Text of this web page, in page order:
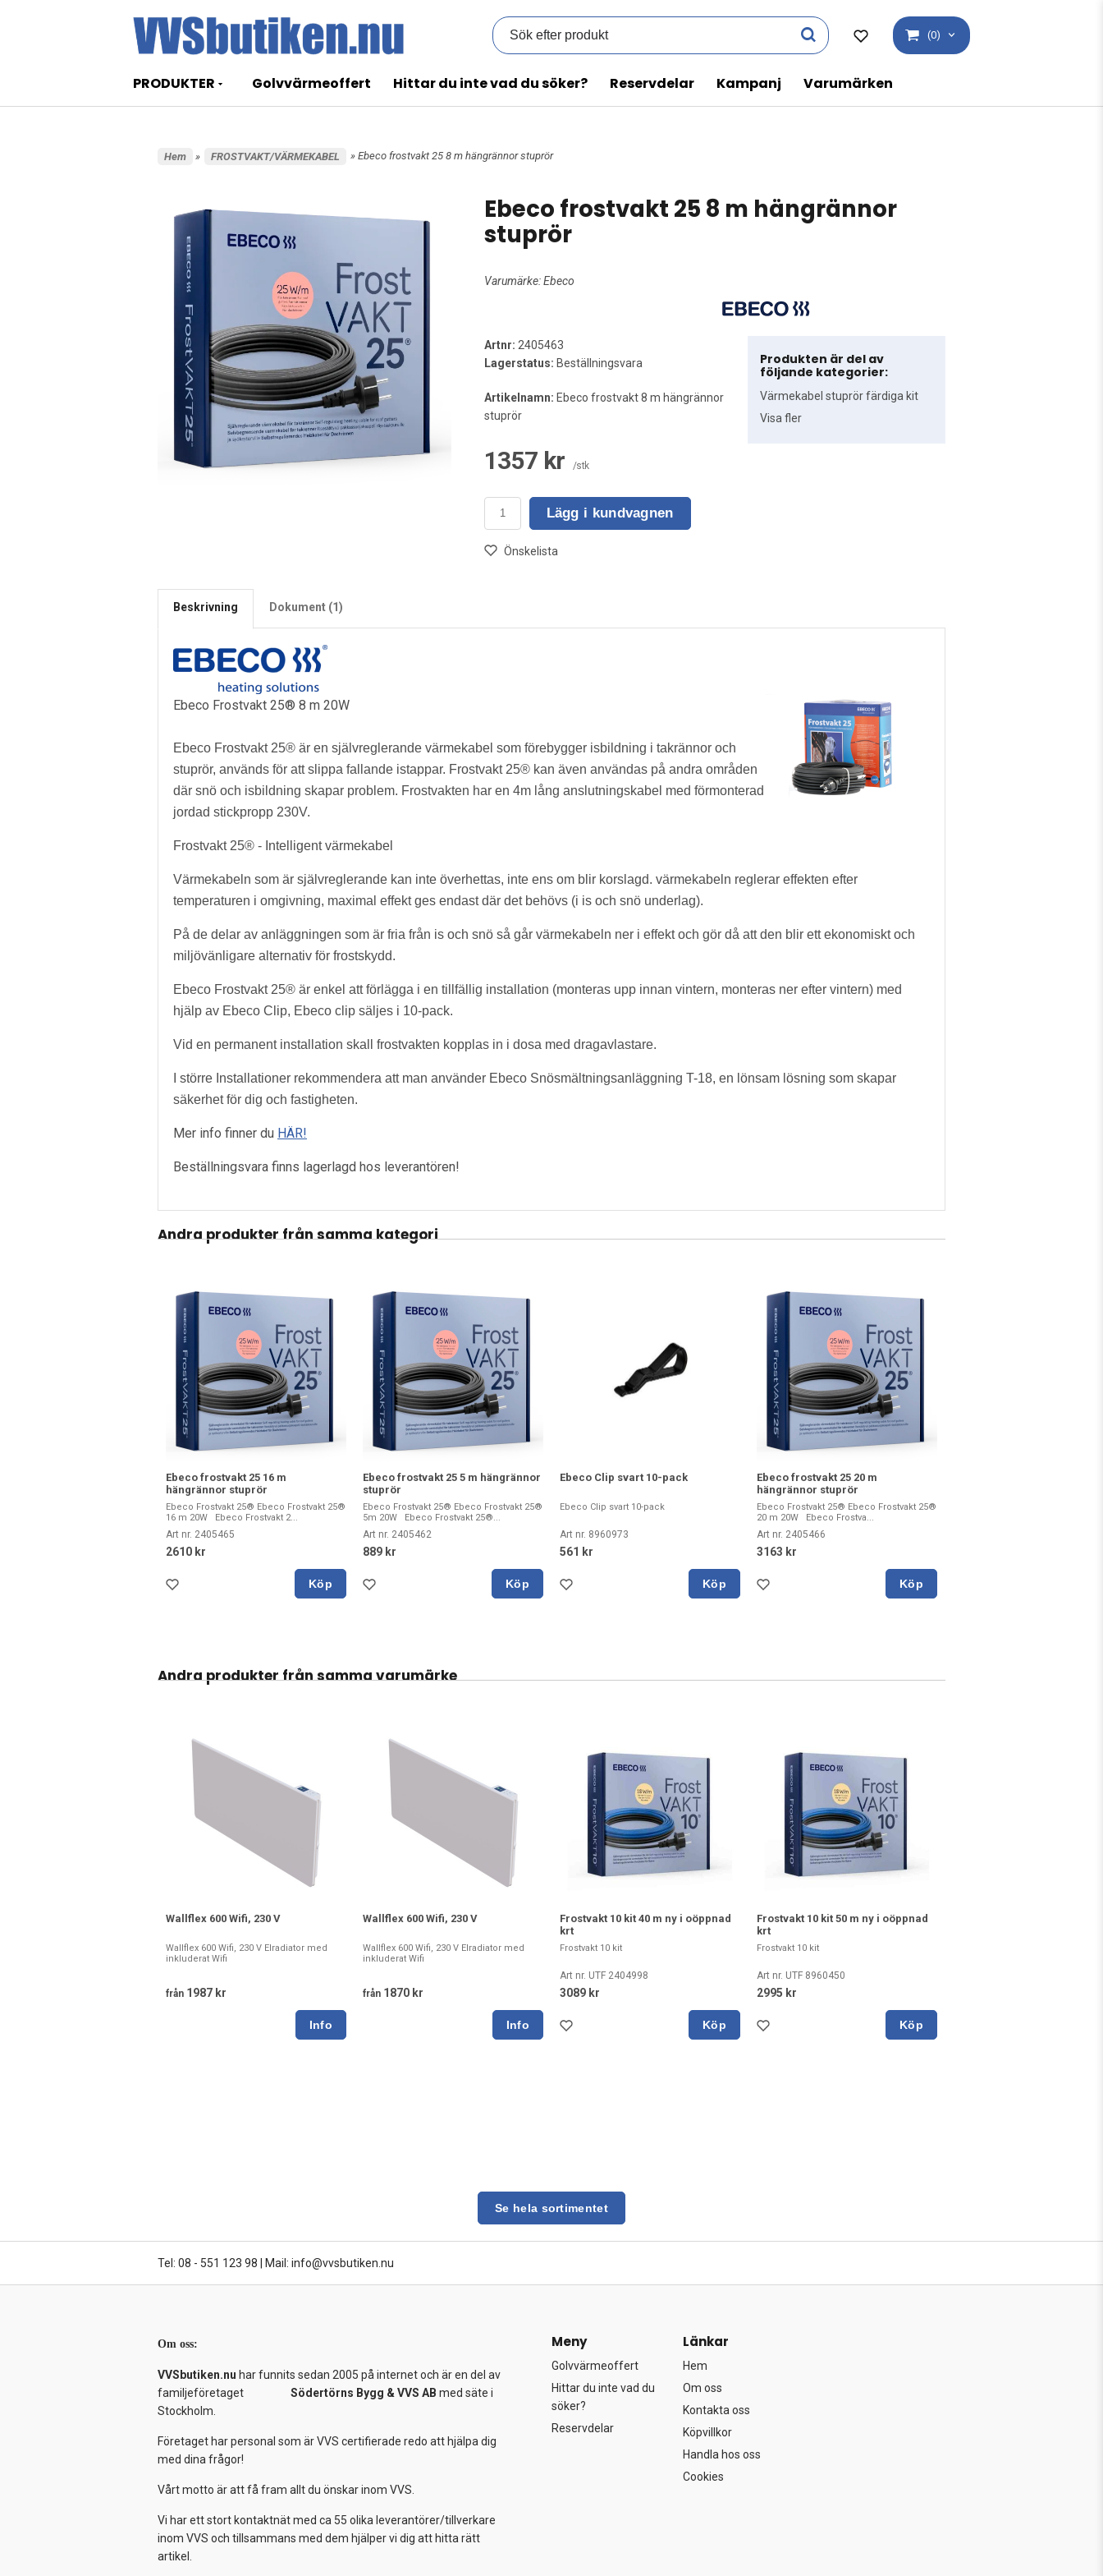
(0)
PRODUKTER Golvvärmeoffert Hittar du inte vad du söker? Reservdelar Kampanj Varumärken
Hem » FROSTVAKT/VÄRMEKABEL » Ebeco frostvakt 25 8 m hängrännor stuprör
Ebeco frostvakt 25 8 m hängrännor
stuprör
Varumärke:Ebeco
Artnr: 2405463
Lagerstatus: Beställningsvara
Artikelnamn: Ebeco frostvakt 8 m hängrännor
stuprör
1357 kr /stk
Lägg i kundvagnen
Önskelista
Produkten är del av
följande kategorier:
Värmekabel stuprör färdiga kit
Visa fler
Beskrivning Dokument (1)
Ebeco Frostvakt 25® 8 m 20W
Ebeco Frostvakt 25® är en självreglerande värmekabel som förebygger isbildning i takrännor och
stuprör, används för att slippa fallande istappar. Frostvakt 25® kan även användas på andra områden
där snö och isbildning skapar problem. Frostvakten har en 4m lång anslutningskabel med förmonterad
jordad stickpropp 230V.
Frostvakt 25® - Intelligent värmekabel
Värmekabeln som är självreglerande kan inte överhettas, inte ens om blir korslagd. värmekabeln reglerar effekten efter
temperaturen i omgivning, maximal effekt ges endast där det behövs (i is och snö underlag).
På de delar av anläggningen som är fria från is och snö så går värmekabeln ner i effekt och gör då att den blir ett ekonomiskt och
miljövänligare alternativ för frostskydd.
Ebeco Frostvakt 25® är enkel att förlägga i en tillfällig installation (monteras upp innan vintern, monteras ner efter vintern) med
hjälp av Ebeco Clip, Ebeco clip säljes i 10-pack.
Vid en permanent installation skall frostvakten kopplas in i dosa med dragavlastare.
I större Installationer rekommendera att man använder Ebeco Snösmältningsanläggning T-18, en lönsam lösning som skapar
säkerhet för dig och fastigheten.
Mer info finner du HÄR!
Beställningsvara finns lagerlagd hos leverantören!
Andra produkter från samma kategori
Ebeco frostvakt 25 16 m
hängrännor stuprör
Ebeco Frostvakt 25® Ebeco Frostvakt 25®
16 m 20W Ebeco Frostvakt 2...
Art nr. 2405465
2610 kr
Köp
Ebeco frostvakt 25 5 m hängrännor
stuprör
Ebeco Frostvakt 25® Ebeco Frostvakt 25®
5m 20W Ebeco Frostvakt 25®...
Art nr. 2405462
889 kr
Köp
Ebeco Clip svart 10-pack
Ebeco Clip svart 10-pack
Art nr. 8960973
561 kr
Köp
Ebeco frostvakt 25 20 m
hängrännor stuprör
Ebeco Frostvakt 25® Ebeco Frostvakt 25®
20 m 20W Ebeco Frostva...
Art nr. 2405466
3163 kr
Köp
Andra produkter från samma varumärke
Wallflex 600 Wifi, 230 V
Wallflex 600 Wifi, 230 V Elradiator med
inkluderat Wifi
från 1987 kr
Wallflex 600 Wifi, 230 V
Wallflex 600 Wifi, 230 V Elradiator med
inkluderat Wifi
från 1870 kr
Frostvakt 10 kit 40 m ny i oöppnad
krt
Frostvakt 10 kit
Art nr. UTF 2404998
3089 kr
Köp
Frostvakt 10 kit 50 m ny i oöppnad
krt
Frostvakt 10 kit
Art nr. UTF 8960450
2995 kr
Köp
Se hela sortimentet
Tel: 08 - 551 123 98 Mail: info@vvsbutiken.nu
Om oss:
VVSbutiken.nu har funnits sedan 2005 på internet och är en del av
familjeföretaget Södertörns Bygg & VVS AB med säte i
Stockholm.
Företaget har personal som är VVS certifierade redo att hjälpa dig
med dina frågor!
Vårt motto är att få fram allt du önskar inom VVS.
Vi har ett stort kontaktnät med ca 55 olika leverantörer/tillverkare
inom VVS och tillsammans med dem hjälper vi dig att hitta rätt
artikel.
Meny
Golvvärmeoffert
Hittar du inte vad du
söker?
Reservdelar
Länkar
Hem
Om oss
Kontakta oss
Köpvillkor
Handla hos oss
Cookies